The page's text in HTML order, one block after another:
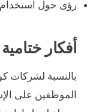
رؤى حول استخدام
أفكار ختامية
بالنسبة لشركات
الموظفين على